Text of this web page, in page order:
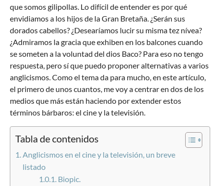
que somos gilipollas. Lo difícil de entender es por qué
envidiamos a los hijos de la Gran Bretaña. ¿Serán sus
dorados cabellos? ¿Desearíamos lucir su misma tez nívea?
¿Admiramos la gracia que exhiben en los balcones cuando
se someten a la voluntad del dios Baco? Para eso no tengo
respuesta, pero sí que puedo proponer alternativas a varios
anglicismos. Como el tema da para mucho, en este artículo,
el primero de unos cuantos, me voy a centrar en dos de los
medios que más están haciendo por extender estos
términos bárbaros: el cine y la televisión.
Tabla de contenidos
Anglicismos en el cine y la televisión, un breve
listado
Biopic.